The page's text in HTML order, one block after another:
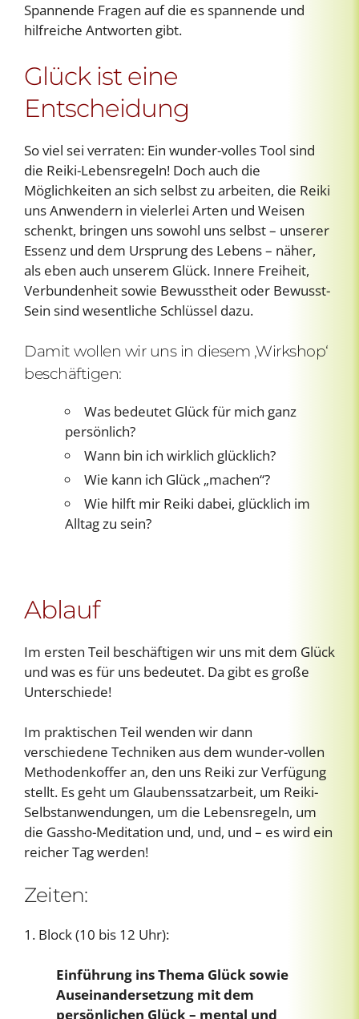
Spannende Fragen auf die es spannende und
hilfreiche Antworten gibt.
Glück ist eine
Entscheidung
So viel sei verraten: Ein wunder-volles Tool sind
die Reiki-Lebensregeln! Doch auch die
Möglichkeiten an sich selbst zu arbeiten, die Reiki
uns Anwendern in vielerlei Arten und Weisen
schenkt, bringen uns sowohl uns selbst – unserer
Essenz und dem Ursprung des Lebens – näher,
als eben auch unserem Glück. Innere Freiheit,
Verbundenheit sowie Bewusstheit oder Bewusst-
Sein sind wesentliche Schlüssel dazu.
Damit wollen wir uns in diesem ‚Wirkshop‘
beschäftigen:
Was bedeutet Glück für mich ganz
persönlich?
Wann bin ich wirklich glücklich?
Wie kann ich Glück „machen“?
Wie hilft mir Reiki dabei, glücklich im
Alltag zu sein?
Ablauf
Im ersten Teil beschäftigen wir uns mit dem Glück
und was es für uns bedeutet. Da gibt es große
Unterschiede!
Im praktischen Teil wenden wir dann
verschiedene Techniken aus dem wunder-vollen
Methodenkoffer an, den uns Reiki zur Verfügung
stellt. Es geht um Glaubenssatzarbeit, um Reiki-
Selbstanwendungen, um die Lebensregeln, um
die Gassho-Meditation und, und, und – es wird ein
reicher Tag werden!
Zeiten:
1. Block (10 bis 12 Uhr):
Einführung ins Thema Glück sowie
Auseinandersetzung mit dem
persönlichen Glück – mental und